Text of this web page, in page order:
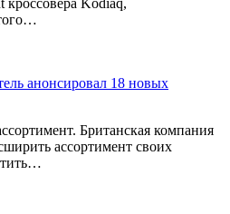
анонсировал 18 новых
Британская компания
ассортимент своих